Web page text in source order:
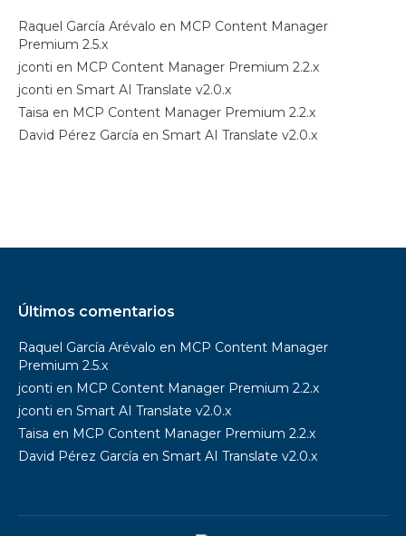
Raquel García Arévalo en MCP Content Manager
Premium 2.5.x
jconti en MCP Content Manager Premium 2.2.x
jconti en Smart AI Translate v2.0.x
Taisa en MCP Content Manager Premium 2.2.x
David Pérez García en Smart AI Translate v2.0.x
Últimos comentarios
Raquel García Arévalo en MCP Content Manager
Premium 2.5.x
jconti en MCP Content Manager Premium 2.2.x
jconti en Smart AI Translate v2.0.x
Taisa en MCP Content Manager Premium 2.2.x
David Pérez García en Smart AI Translate v2.0.x